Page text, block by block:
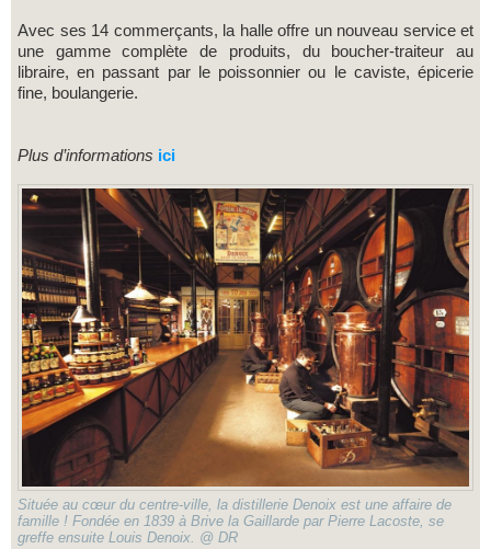
Avec ses 14 commerçants, la halle offre un nouveau service et
une gamme complète de produits, du boucher-traiteur au
libraire, en passant par le poissonnier ou le caviste, épicerie
fine, boulangerie.
Plus d’informations ici
Située au cœur du centre-ville, la distillerie Denoix est une affaire de
famille ! Fondée en 1839 à Brive la Gaillarde par Pierre Lacoste, se
greffe ensuite Louis Denoix. @ DR